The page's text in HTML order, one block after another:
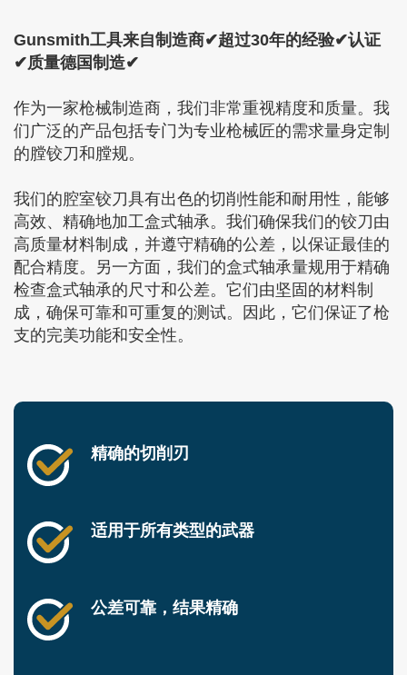
Gunsmith工具来自制造商✔超过30年的经验✔认证
✔质量德国制造✔
作为一家枪械制造商，我们非常重视精度和质量。我
们广泛的产品包括专门为专业枪械匠的需求量身定制
的膛铰刀和膛规。
我们的腔室铰刀具有出色的切削性能和耐用性，能够
高效、精确地加工盒式轴承。我们确保我们的铰刀由
高质量材料制成，并遵守精确的公差，以保证最佳的
配合精度。另一方面，我们的盒式轴承量规用于精确
检查盒式轴承的尺寸和公差。它们由坚固的材料制
成，确保可靠和可重复的测试。因此，它们保证了枪
支的完美功能和安全性。
精确的切削刃
适用于所有类型的武器
公差可靠，结果精确